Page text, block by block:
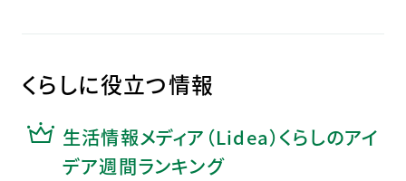
くらしに役立つ情報
生活情報メディア（Lidea）くらしのアイ
デア週間ランキング